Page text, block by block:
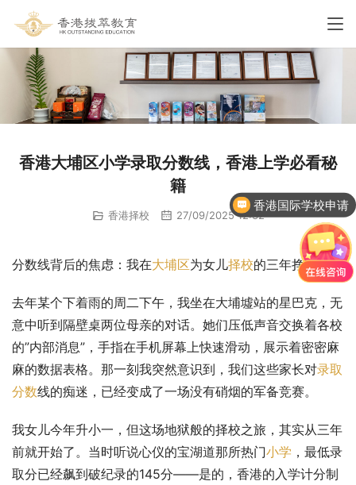
香港大埔区小学录取分数线，香港上学必看秘
籍
香港择校 27/09/2025 12:32
分数线背后的焦虑：我在大埔区为女儿择校的三年挣扎
去年某个下着雨的周二下午，我坐在大埔墟站的星巴克，无
意中听到隔壁桌两位母亲的对话。她们压低声音交换着各校
的”内部消息”，手指在手机屏幕上快速滑动，展示着密密麻
麻的数据表格。那一刻我突然意识到，我们这些家长对录取
分数线的痴迷，已经变成了一场没有硝烟的军备竞赛。
我女儿今年升小一，但这场地狱般的择校之旅，其实从三年
前就开始了。当时听说心仪的宝湖道那所热门小学 ，最低录
取分已经飙到破纪录的145分——是的，香港的入学计分制
香港国际学校申请